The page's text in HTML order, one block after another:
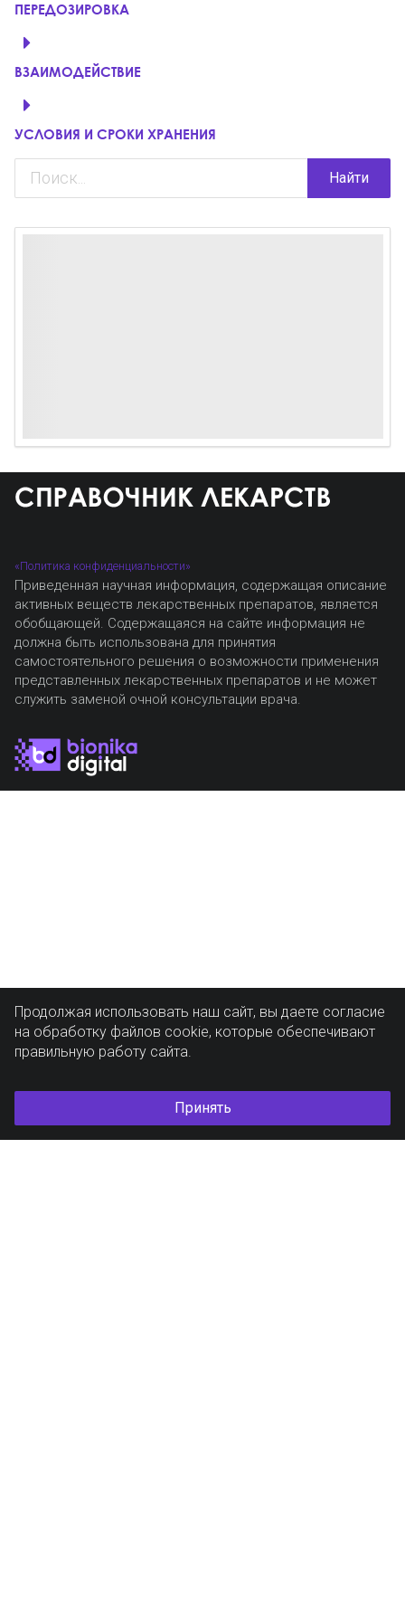
ПЕРЕДОЗИРОВКА
ВЗАИМОДЕЙСТВИЕ
УСЛОВИЯ И СРОКИ ХРАНЕНИЯ
Найти
«Политика конфиденциальности»
Приведенная научная информация, содержащая описание
активных веществ лекарственных препаратов, является
обобщающей. Содержащаяся на сайте информация не
должна быть использована для принятия
самостоятельного решения о возможности применения
представленных лекарственных препаратов и не может
служить заменой очной консультации врача.
Продолжая использовать наш сайт, вы даете согласие
на обработку файлов cookie, которые обеспечивают
правильную работу сайта.
Принять